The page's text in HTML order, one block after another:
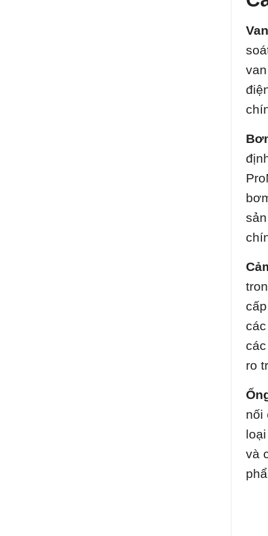
ro
nối
và